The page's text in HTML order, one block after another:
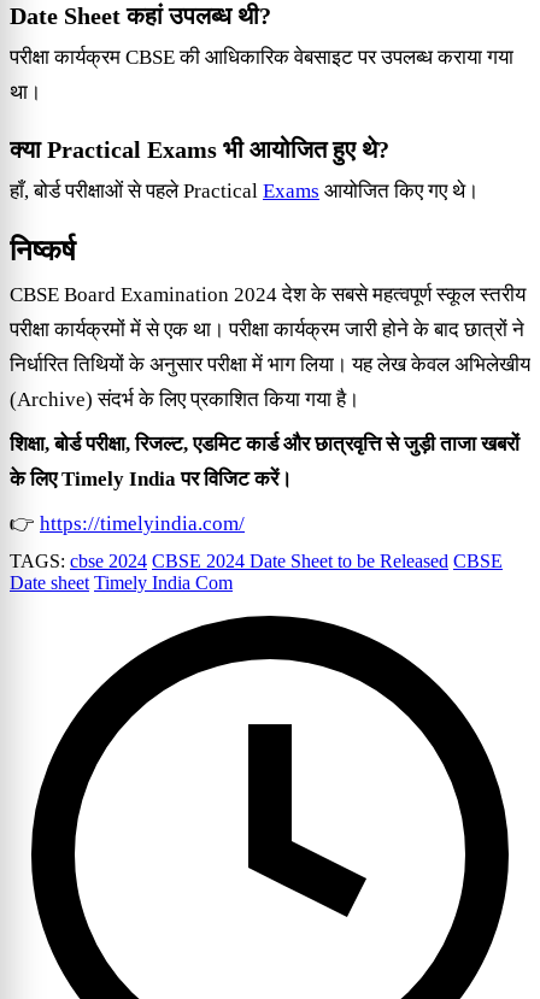
Date Sheet कहां उपलब्ध थी?
परीक्षा कार्यक्रम CBSE की आधिकारिक वेबसाइट पर उपलब्ध कराया गया
था।
क्या Practical Exams भी आयोजित हुए थे?
हाँ, बोर्ड परीक्षाओं से पहले Practical Exams आयोजित किए गए थे।
निष्कर्ष
CBSE Board Examination 2024 देश के सबसे महत्वपूर्ण स्कूल स्तरीय
परीक्षा कार्यक्रमों में से एक था। परीक्षा कार्यक्रम जारी होने के बाद छात्रों ने
निर्धारित तिथियों के अनुसार परीक्षा में भाग लिया। यह लेख केवल अभिलेखीय
(Archive) संदर्भ के लिए प्रकाशित किया गया है।
शिक्षा, बोर्ड परीक्षा, रिजल्ट, एडमिट कार्ड और छात्रवृत्ति से जुड़ी ताजा खबरों
के लिए Timely India पर विजिट करें।
👉 https://timelyindia.com/
TAGS: cbse 2024 CBSE 2024 Date Sheet to be Released CBSE
Date sheet Timely India Com